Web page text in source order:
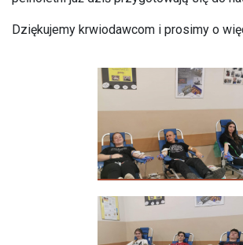
Dziękujemy krwiodawcom i prosimy o